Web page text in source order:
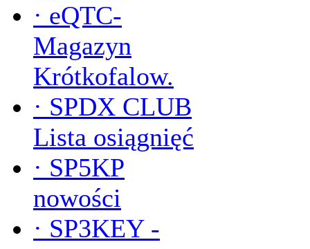
· eQTC-
Magazyn
Krótkofalow.
· SPDX CLUB
Lista osiągnięć
· SP5KP
nowości
· SP3KEY -